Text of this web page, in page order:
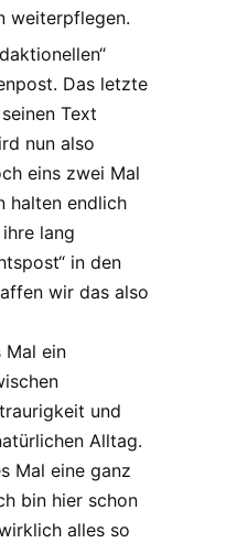
weiterpflegen.
Das letzte
Text
nun also
eins zwei Mal
halten endlich
lang
in den
wir das also
Mal ein
und
Alltag.
Mal eine ganz
bin hier schon
alles so